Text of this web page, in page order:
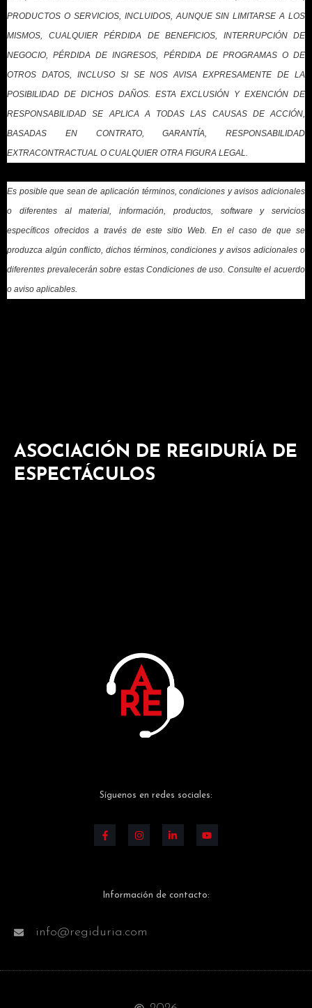
PRODUCTOS O SERVICIOS, INCLUIDOS, AUNQUE SIN LIMITARSE A LOS
MISMOS, CUALQUIER PÉRDIDA DE BENEFICIOS, INTERRUPCIÓN DE
NEGOCIO, PÉRDIDA DE INGRESOS, PÉRDIDA DE PROGRAMAS O DE
OTROS DATOS, INCLUSO SI SE NOS AVISA EXPRESAMENTE DE LA
POSIBILIDAD DE DICHOS DAÑOS. ESTA EXCLUSIÓN Y EXENCIÓN DE
RESPONSABILIDAD SE APLICA A TODAS LAS CAUSAS DE ACCIÓN,
BASADAS EN CONTRATO, GARANTÍA, RESPONSABILIDAD
EXTRACONTRACTUAL O CUALQUIER OTRA FIGURA LEGAL.
Es posible que sean de aplicación términos, condiciones y avisos adicionales
o diferentes al material, información, productos, software y servicios
específicos ofrecidos a través de este sitio Web. En el caso de que se
produzca algún conflicto, dichos términos, condiciones y avisos adicionales o
diferentes prevalecerán sobre estas Condiciones de uso. Consulte el acuerdo
o aviso aplicables.
ASOCIACIÓN DE REGIDURÍA DE
ESPECTÁCULOS
Síguenos en redes sociales:
Información de contacto:
info@regiduria.com